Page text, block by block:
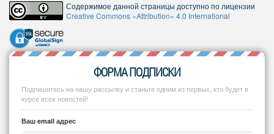
Содержимое данной страницы доступно по лицензии
Creative Commons «Attribution» 4.0 International
ФОРМА ПОДПИСКИ
Подпишитесь на нашу рассылку и станьте одним из первых, кто будет в
курсе всех новостей!
Ваш email адрес